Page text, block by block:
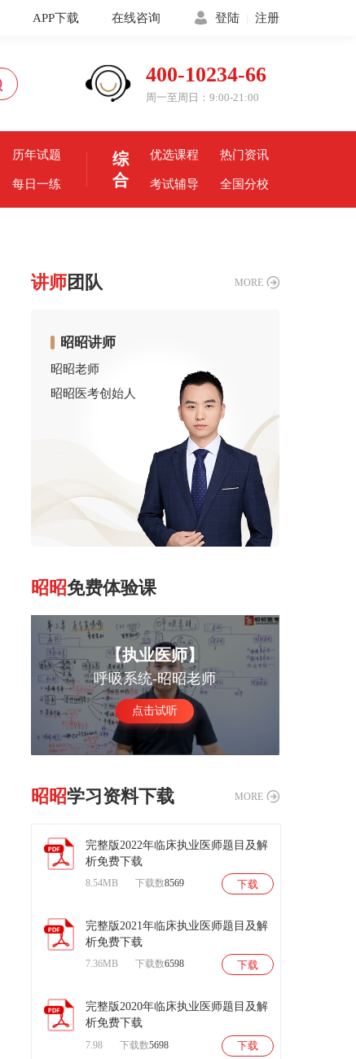
注册
登陆
在线咨询
APP下载
400-10234-66
周一至周日：9:00-21:00
历年试题
每日一练
综
合
优选课程 热门资讯
考试辅导 全国分校
讲师团队 MORE
昭昭讲师
昭昭老师
昭昭医考创始人
昭昭免费体验课
【执业医师】
呼吸系统-昭昭老师
点击试听
后
进
试
听
昭昭学习资料下载 MORE
完整版2022年临床执业医师题目及解
析免费下载
8.54MB 下载数8569 下载
完整版2021年临床执业医师题目及解
析免费下载
7.36MB 下载数6598 下载
完整版2020年临床执业医师题目及解
析免费下载
7.98 下载数5698 下载